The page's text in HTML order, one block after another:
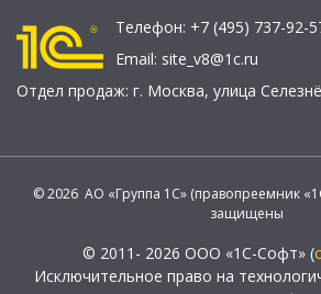
Телефон: +7 (495) 737-92-
Email: site_v8@1c.ru
Отдел продаж: г. Москва, улица
© 2026 АО «Группа 1С» (правопреемник
защищены
© 2011- 2026 ООО «1С-Софт» (
Исключительное право на